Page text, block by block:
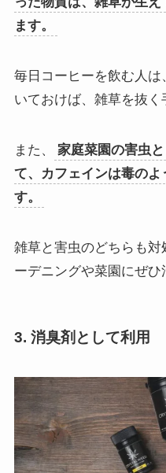
ます。
毎日コーヒーを飲む人
いておけば、雑草を抜く
また、
家庭菜園の害虫
て、カフェインは毒の
す。
雑草と害虫のどちらも
ーデニングや菜園にぜひ
3. 消臭剤として利用